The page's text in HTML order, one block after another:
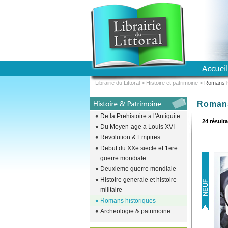
24
De la Prehistoire a l'Antiquite
Du Moyen-age a Louis XVI
Revolution & Empires
Debut du XXe siecle et 1ere
guerre mondiale
Deuxieme guerre mondiale
Histoire generale et histoire
militaire
Romans historiques
Archeologie & patrimoine
Librairie du Littoral > Histoire et patrimoine > Romans